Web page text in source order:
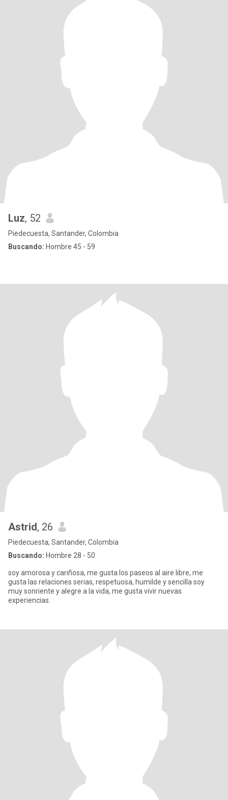
Luz, 52
Piedecuesta, Santander, Colombia
Buscando: Hombre 45 - 59
Astrid, 26
Piedecuesta, Santander, Colombia
Buscando: Hombre 28 - 50
soy amorosa y cariñosa, me gusta los paseos al aire libre, me
gusta las relaciones serias, respetuosa, humilde y sencilla soy
muy sonriente y alegre a la vida, me gusta vivir nuevas
experiencias.